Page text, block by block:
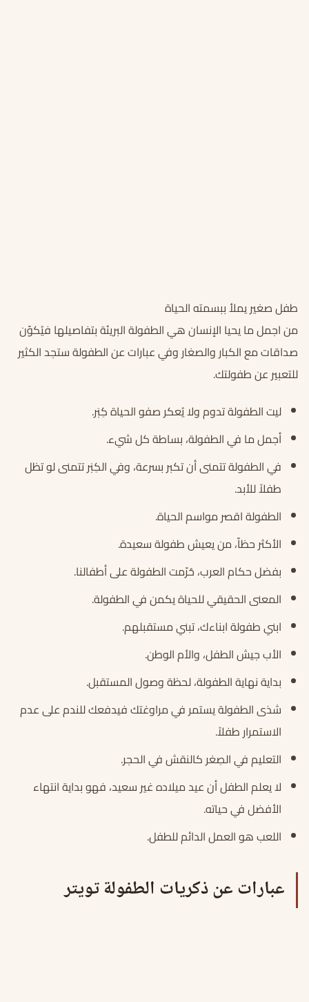
طفل صغير يملأ ببسمته الحياة
من اجمل ما يحيا الإنسان هي الطفولة البريئة بتفاصيلها فيُكوّن
صداقات مع الكبار والصغار وفي عبارات عن الطفولة ستجد الكثير
للتعبير عن طفولتك.
ليت الطفولة تدوم ولا يُعكر صفو الحياة كِبَر.
أجمل ما في الطفولة، بساطة كل شيء.
في الطفولة تتمنى أن تكبر بسرعة، وفي الكِبَر تتمنى لو تظل
طفلاً للأبد.
الطفولة اقصر مواسم الحياة.
الأكثر حظاّ، من يعيش طفولة سعيدة.
بفضل حكام العرب، حُرّمت الطفولة على أطفالنا.
المعنى الحقيقي للحياة يكمن في الطفولة.
ابني طفولة ابناءك، تبني مستقبلهم.
الأب جيش الطفل، والأم الوطن.
بداية نهاية الطفولة، لحظة وصول المستقبل.
شذى الطفولة يستمر في مراوغتك فيدفعك للندم على عدم
الاستمرار طفلاً.
التعليم في الصِغر كالنقش في الحجر.
لا يعلم الطفل أن عيد ميلاده غير سعيد، فهو بداية انتهاء
الأفضل في حياته.
اللعب هو العمل الدائم للطفل.
عبارات عن ذكريات الطفولة تويتر